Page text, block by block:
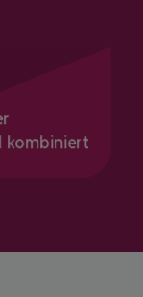
kombiniert